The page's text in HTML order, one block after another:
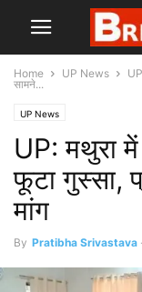
Home UP News
सामने...
UP News
UP: मथुरा
फूटा गुस्सा,
मांग
By Pratibha Srivastava